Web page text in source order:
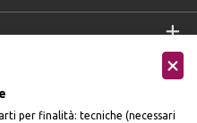
per finalità: tecniche (necessari